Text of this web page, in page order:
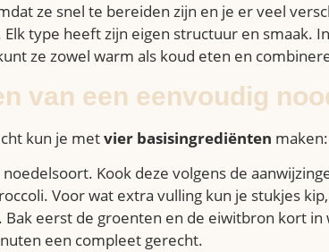
ze snel te bereiden zijn en je er veel
type heeft zijn eigen structuur en smaak.
ze zowel warm als koud eten en
van een eenvoudig
kun je metvier basisingrediënten maken:
Kook deze volgens de
Voor wat extra vulling kun je stukjes
eerst de groenten en de eiwitbron kort
een compleet gerecht.